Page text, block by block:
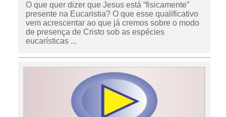
O que quer dizer que Jesus está “fisicamente”
presente na Eucaristia? O que esse qualificativo
vem acrescentar ao que já cremos sobre o modo
de presença de Cristo sob as espécies
eucarísticas ...